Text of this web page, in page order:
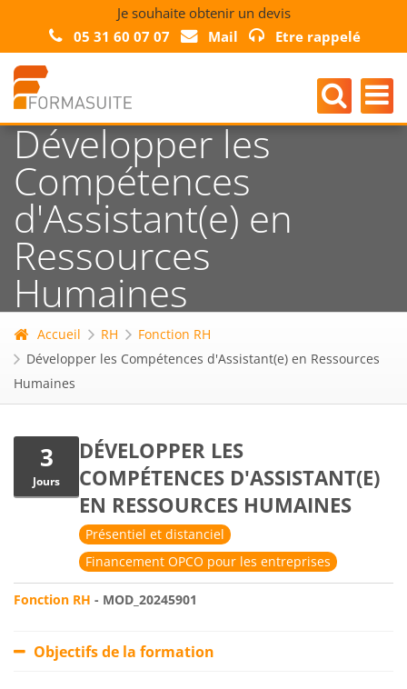
Je souhaite obtenir un devis
05 31 60 07 07
Mail Etre rappelé
Développer les
Compétences
d'Assistant(e) en
Ressources
Humaines
Accueil RH
Fonction RH
Développer les Compétences d'Assistant(e) en Ressources
Humaines
3
Jours
DÉVELOPPER LES
COMPÉTENCES D'ASSISTANT(E)
EN RESSOURCES HUMAINES
Présentiel et distanciel
Financement OPCO pour les entreprises
Fonction RH - MOD_20245901
Objectifs de la formation